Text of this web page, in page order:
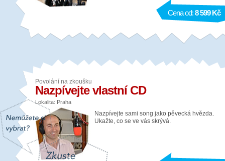
Cena od:8 599 Kč
Povolání na zkoušku
Nazpívejte vlastní CD
Lokalita: Praha
Nazpívejte sami song jako pěvecká hvězda.
Ukažte, co se ve vás skrývá.